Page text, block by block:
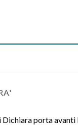
Dichiara porta avanti